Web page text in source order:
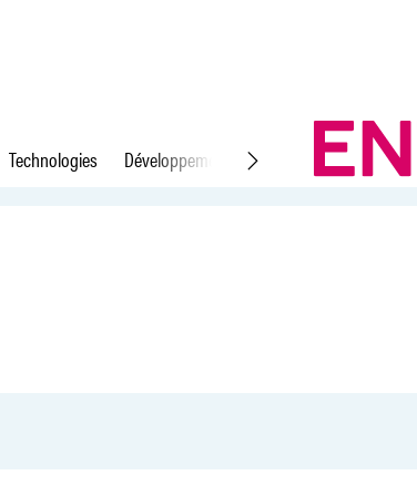
Technologies Développement durable Droit du travail